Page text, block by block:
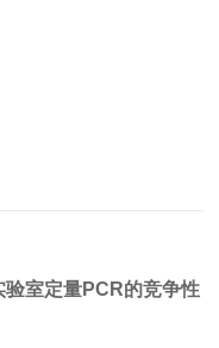
室定量PCR的竞争性